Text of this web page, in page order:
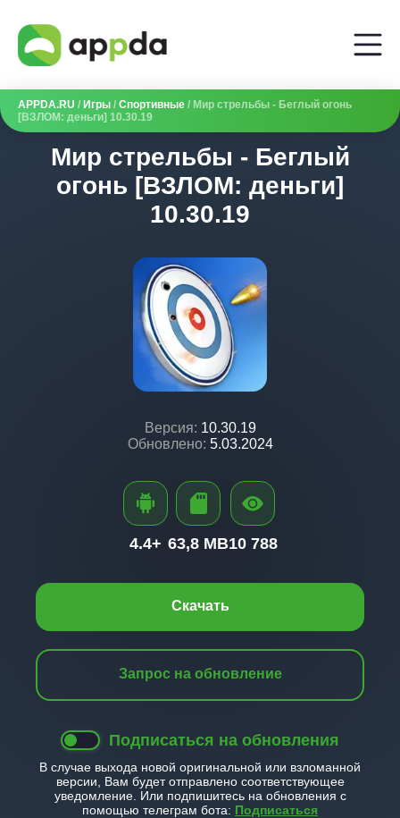
APPDA.RU / Игры / Спортивные / Мир стрельбы - Беглый огонь
[ВЗЛОМ: деньги] 10.30.19
Мир стрельбы - Беглый
огонь [ВЗЛОМ: деньги]
10.30.19
Версия: 10.30.19
Обновлено: 5.03.2024
Скачать
Запрос на обновление
Подписаться на обновления
В случае выхода новой оригинальной или взломанной
версии, Вам будет отправлено соответствующее
уведомление. Или подпишитесь на обновления с
помощью телеграм бота: Подписаться
4.4+ 63,8 MB10 788